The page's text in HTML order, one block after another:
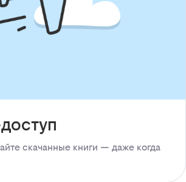
скачанные книги — даже когда